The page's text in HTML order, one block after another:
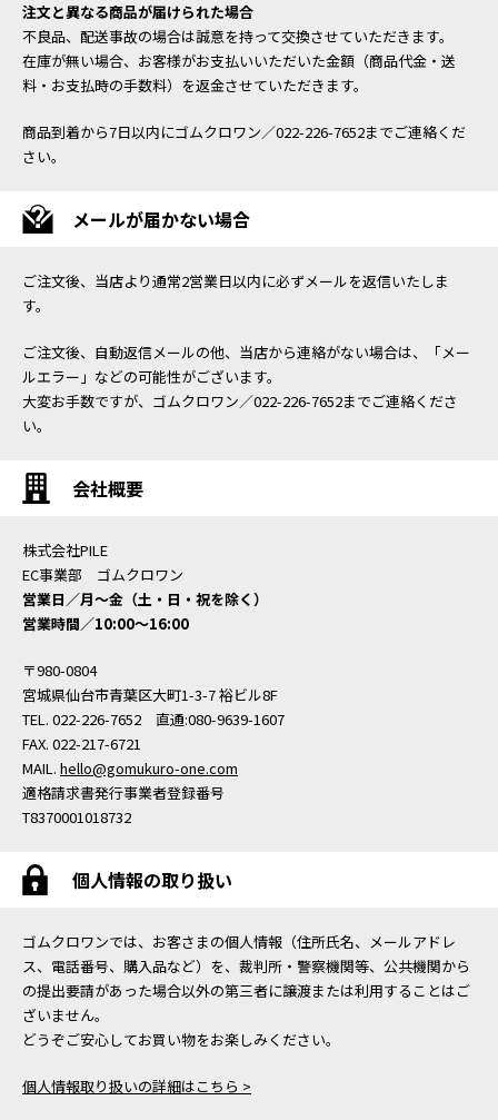
注文と異なる商品が届けられた場合
不良品、配送事故の場合は誠意を持って交換させていただきます。
在庫が無い場合、お客様がお支払いいただいた金額（商品代金・送
料・お支払時の手数料）を返金させていただきます。
商品到着から7日以内にゴムクロワン／022-226-7652までご連絡くだ
さい。
メールが届かない場合
ご注文後、当店より通常2営業日以内に必ずメールを返信いたしま
す。
ご注文後、自動返信メールの他、当店から連絡がない場合は、「メー
ルエラー」などの可能性がございます。
大変お手数ですが、ゴムクロワン／022-226-7652までご連絡くださ
い。
会社概要
株式会社PILE
EC事業部 ゴムクロワン
営業日／月〜金（土・日・祝を除く）
営業時間／10:00〜16:00
〒980-0804
宮城県仙台市青葉区大町1-3-7 裕ビル8F
TEL. 022-226-7652 直通:080-9639-1607
FAX. 022-217-6721
MAIL. hello@gomukuro-one.com
適格請求書発行事業者登録番号
T8370001018732
個人情報の取り扱い
ゴムクロワンでは、お客さまの個人情報（住所氏名、メールアドレ
ス、電話番号、購入品など）を、裁判所・警察機関等、公共機関から
の提出要請があった場合以外の第三者に譲渡または利用することはご
ざいません。
どうぞご安心してお買い物をお楽しみください。
個人情報取り扱いの詳細はこちら >